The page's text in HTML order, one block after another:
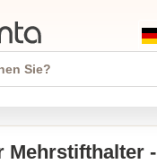
Mehrstifthalter -